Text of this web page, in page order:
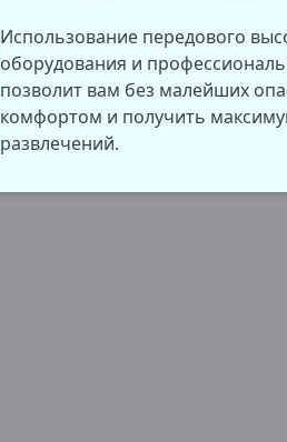
Использование передового
оборудования и
позволит вам без малейших
комфортом и получить
развлечений.